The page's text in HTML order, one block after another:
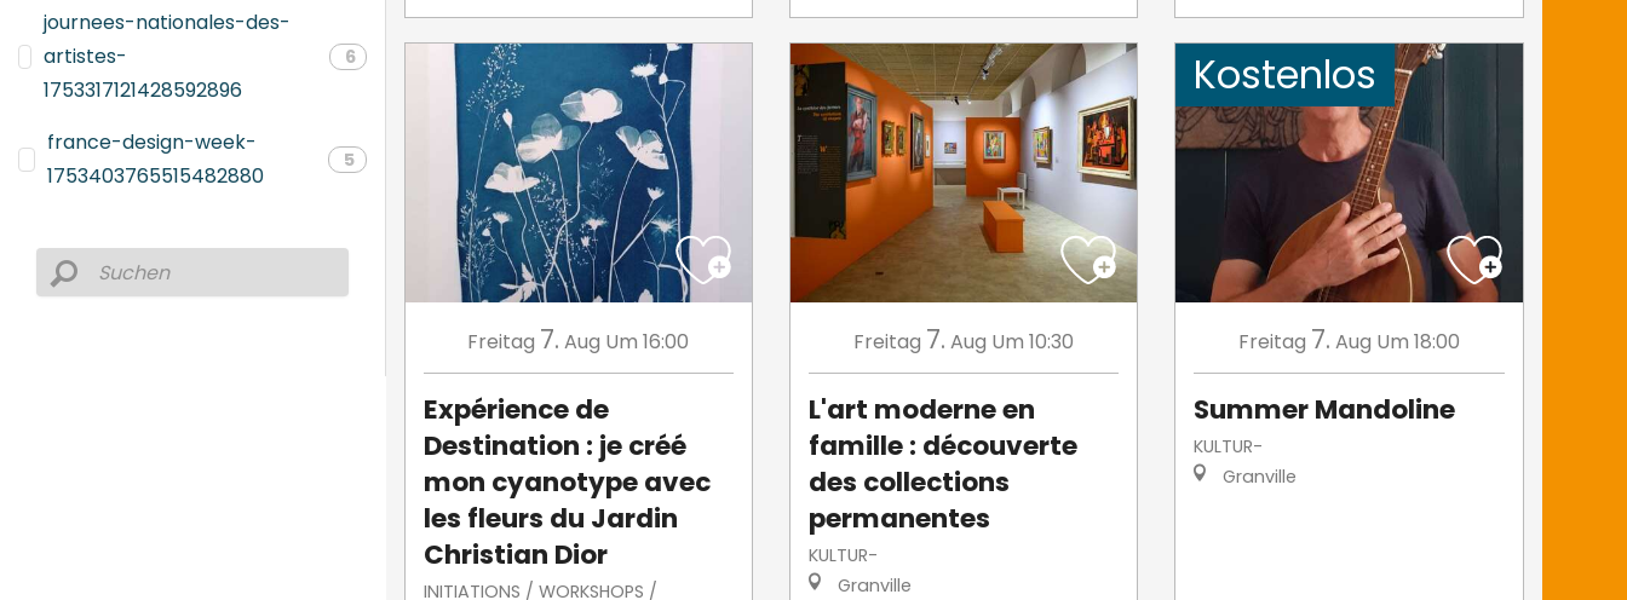
journees-nationales-des-
artistes-
1753317121428592896
6
france-design-week-
1753403765515482880
5
Freitag 7. Aug Um 16:00
Expérience de
Destination : je créé
mon cyanotype avec
les fleurs du Jardin
Christian Dior
INITIATIONS / WORKSHOPS /
Freitag 7. Aug Um 10:30
L'art moderne en
famille : découverte
des collections
permanentes
KULTUR-
Granville
Kostenlos
Freitag 7. Aug Um 18:00
Summer Mandoline
KULTUR-
Granville